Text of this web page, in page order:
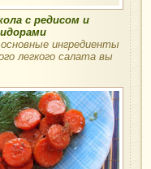
с редисом и
ингредиенты
легкого салата вы